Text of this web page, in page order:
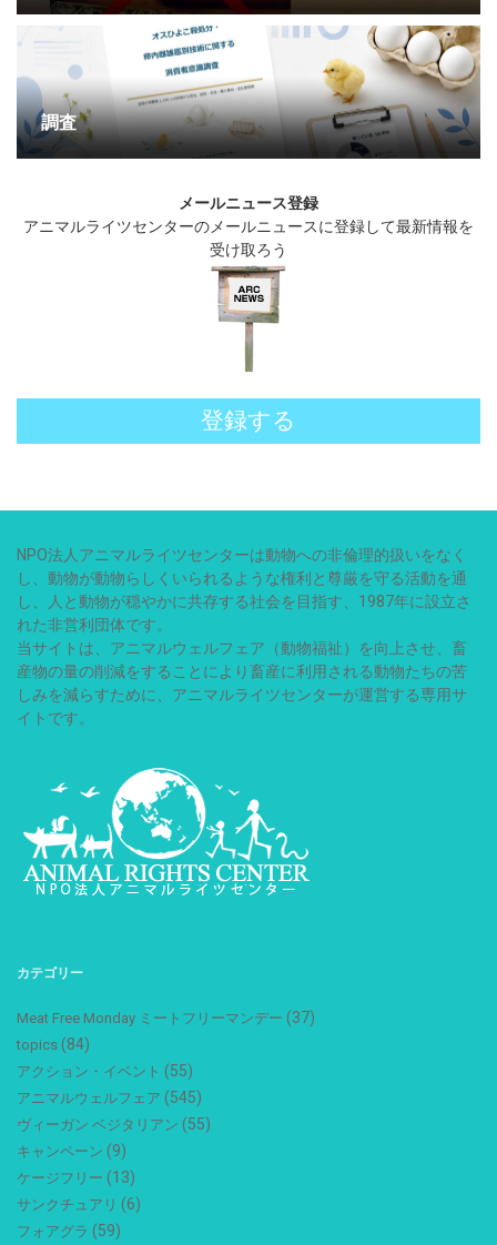
調査
メールニュース登録
アニマルライツセンターのメールニュースに登録して最新情報を
受け取ろう
登録する
NPO法人アニマルライツセンターは動物への非倫理的扱いをなく
し、動物が動物らしくいられるような権利と尊厳を守る活動を通
し、人と動物が穏やかに共存する社会を目指す、1987年に設立さ
れた非営利団体です。
当サイトは、アニマルウェルフェア（動物福祉）を向上させ、畜
産物の量の削減をすることにより畜産に利用される動物たちの苦
しみを減らすために、アニマルライツセンターが運営する専用サ
イトです。
カテゴリー
Meat Free Monday ミートフリーマンデー (37)
topics (84)
アクション・イベント (55)
アニマルウェルフェア (545)
ヴィーガン ベジタリアン (55)
キャンペーン (9)
ケージフリー (13)
サンクチュアリ (6)
フォアグラ (59)